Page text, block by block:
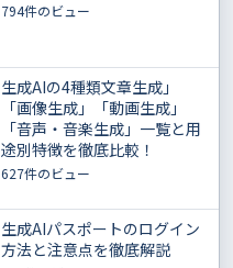
794件のビュー
生成AIの4種類文章生成」
「画像生成」「動画生成」
「音声・音楽生成」一覧と用
途別特徴を徹底比較！
627件のビュー
生成AIパスポートのログイン
方法と注意点を徹底解説